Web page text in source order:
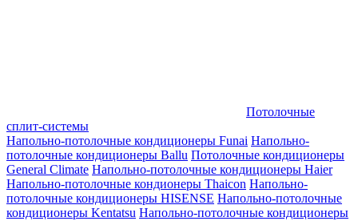
Потолочные
сплит-системы
Напольно-потолочные кондиционеры Funai Напольно-
потолочные кондиционеры Ballu Потолочные кондиционеры
General Climate Напольно-потолочные кондиционеры Haier
Напольно-потолочные кондионеры Thaicon Напольно-
потолочные кондиционеры HISENSE Напольно-потолочные
кондиционеры Kentatsu Напольно-потолочные кондиционеры